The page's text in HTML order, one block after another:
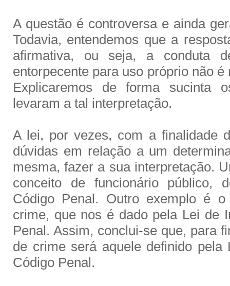
A questão é controversa e ainda
Todavia, entendemos que a
afirmativa, ou seja, a conduta
entorpecente para uso próprio não
Explicaremos de forma sucinta
levaram a tal interpretação.
A lei, por vezes, com a finalidade
dúvidas em relação a um
mesma, fazer a sua interpretação.
conceito de funcionário público,
Código Penal. Outro exemplo é
crime, que nos é dado pela Lei de
Penal. Assim, conclui-se que, para
de crime será aquele definido pela
Código Penal.